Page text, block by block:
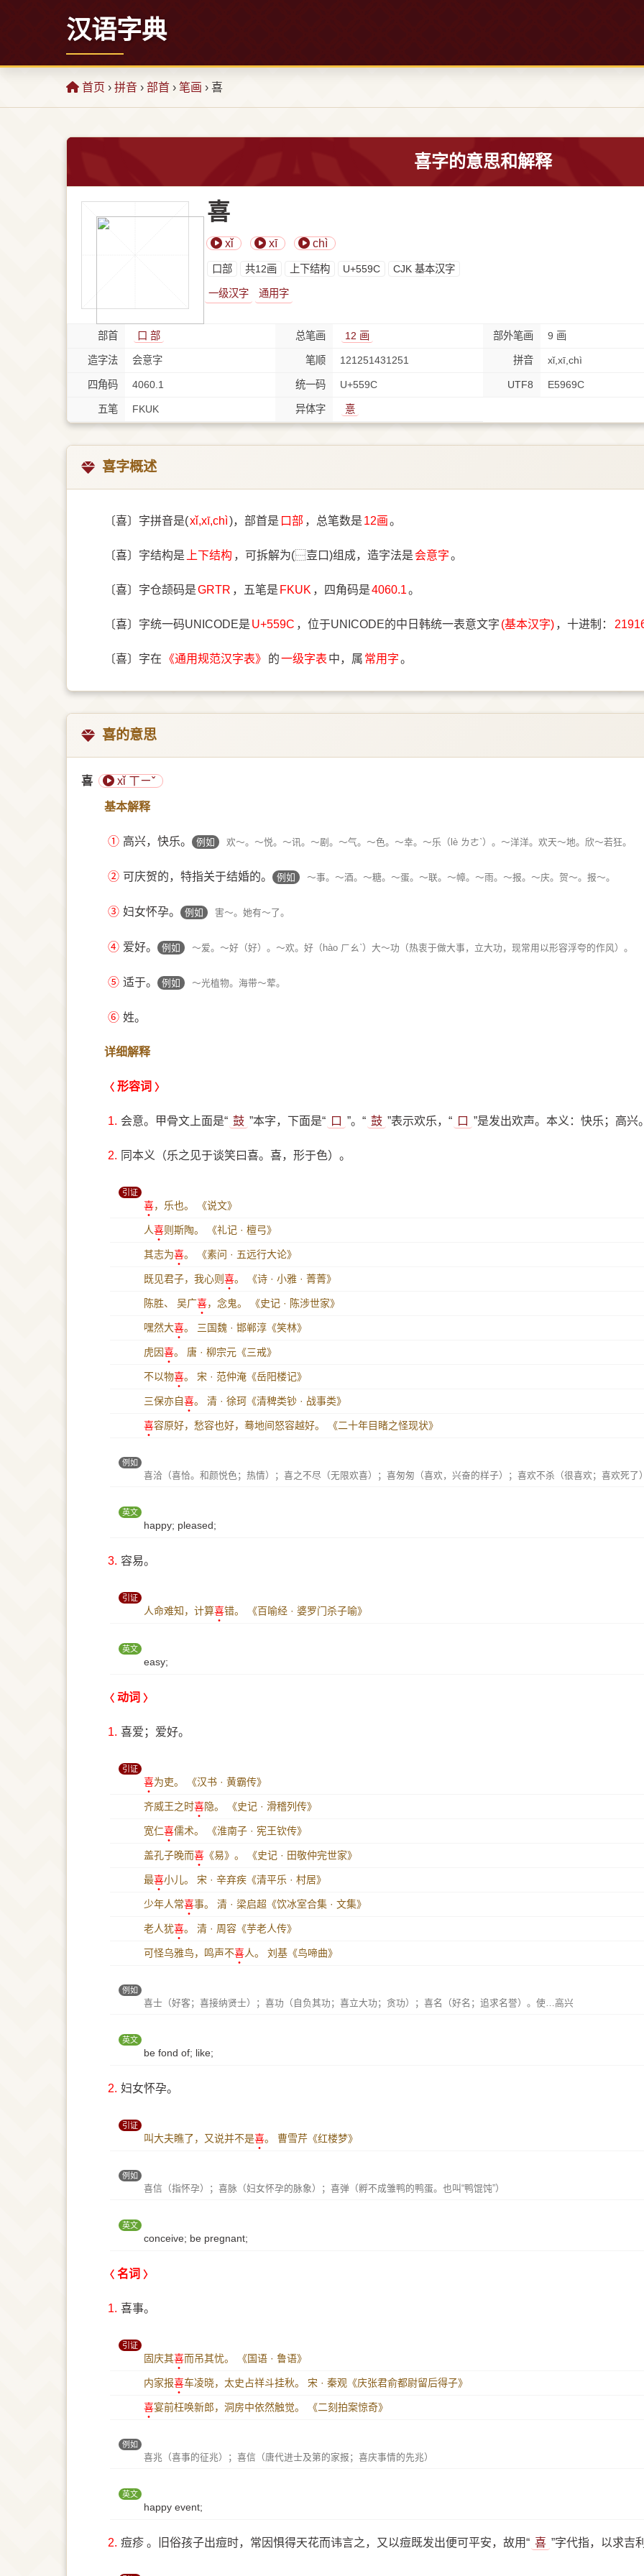
汉语字典
首页 › 拼音 › 部首 › 笔画 › 喜
喜字的意思和解释
喜
xǐ xī chì
⼝部 共12画 上下结构 U+559C CJK 基本汉字
一级汉字 通用字
部首 ⼝ 部 总笔画 12 画 部外笔画 9 画
造字法 会意字 笔顺 121251431251 拼音 xǐ,xī,chì
四角码 4060.1 统一码 U+559C UTF8 E5969C
五笔 FKUK 异体字 憙
喜字概述
〔喜〕字拼音是(xǐ,xī,chì)，部首是 ⼝部 ，总笔数是 12画。
〔喜〕字结构是 上下结构 ，可拆解为(⿱壴口)组成，造字法是 会意字。
〔喜〕字仓颉码是GRTR ，五笔是 FKUK ，四角码是4060.1。
〔喜〕字统一码UNICODE是 U+559C ，位于UNICODE的中日韩统一表意文字 (基本汉字) ，十进制：
〔喜〕字在 《通用规范汉字表》 的一级字表 中，属 常用字。
喜的意思
喜 xǐ ㄒㄧˇ
基本解释
① 高兴，快乐。 例如 欢～。～悦。～讯。～剧。～气。～色。～幸。～乐（lè ㄌㄜˋ）。～洋洋。欢天～地。欣～若狂。
② 可庆贺的，特指关于结婚的。 例如 ～事。～酒。～糖。～蛋。～联。～幛。～雨。～报。～庆。贺～。报～。
③ 妇女怀孕。 例如 害～。她有～了。
④ 爱好。 例如 ～爱。～好（好）。～欢。好（hào ㄏㄠˋ）大～功（热衷于做大事，立大功，现常用以形容浮夸的作风）。
⑤ 适于。 例如 ～光植物。海带～荤。
⑥ 姓。
详细解释
形容词
1. 会意。甲骨文上面是“ 鼓 ”本字，下面是“ 口 ”。“ 鼓 ”表示欢乐，“ 口 ”是发出欢声。本义：快乐；高兴
2. 同本义（乐之见于谈笑曰喜。喜，形于色）。
引证
喜，乐也。 《说文》
人喜则斯陶。 《礼记 · 檀弓》
其志为喜。 《素问 · 五远行大论》
既见君子，我心则 喜。 《诗 · 小雅 · 菁菁》
陈胜、 吴广喜，念鬼。 《史记 · 陈涉世家》
嘿然大喜。 三国魏 · 邯郸淳《笑林》
虎因喜。 唐 · 柳宗元《三戒》
不以物喜。 宋 · 范仲淹《岳阳楼记》
三保亦自喜。 清 · 徐珂《清稗类钞 · 战事类》
喜容原好，愁容也好，蓦地间怒容越好。 《二十年目睹之怪现状》
例如
喜洽（喜恰。和颜悦色；热情）；喜之不尽（无限欢喜）；喜匆匆（喜欢，兴奋的样子）；喜欢不杀（很喜欢；喜欢死
英文
happy; pleased;
3. 容易。
引证
人命难知，计算喜错。 《百喻经 · 婆罗门杀子喻》
英文
easy;
动词
1. 喜爱；爱好。
引证
喜为吏。 《汉书 · 黄霸传》
齐威王之时喜隐。 《史记 · 滑稽列传》
宽仁喜儒术。 《淮南子 · 宪王钦传》
盖孔子晚而喜 《易》。 《史记 · 田敬仲完世家》
最喜小儿。 宋 · 辛弃疾《清平乐 · 村居》
少年人常喜事。 清 · 梁启超《饮冰室合集 · 文集》
老人犹喜。 清 · 周容《芋老人传》
可怪乌雅鸟，鸣声不喜人。 刘基《鸟啼曲》
例如
喜士（好客；喜接纳贤士）；喜功（自负其功；喜立大功；贪功）；喜名（好名；追求名誉）。使…高兴
英文
be fond of; like;
2. 妇女怀孕。
引证
叫大夫瞧了，又说并不是喜。 曹雪芹《红楼梦》
例如
喜信（指怀孕）；喜脉（妇女怀孕的脉象）；喜弹（孵不成雏鸭的鸭蛋。也叫“鸭馄饨”）
英文
conceive; be pregnant;
名词
1. 喜事。
引证
固庆其喜而吊其忧。 《国语 · 鲁语》
内家报喜车凌晓，太史占祥斗挂秋。 宋 · 秦观《庆张君俞都尉留后得子》
喜宴前枉唤新郎，洞房中依然触觉。 《二刻拍案惊奇》
例如
喜兆（喜事的征兆）；喜信（唐代进士及第的家报；喜庆事情的先兆）
英文
happy event;
2. 痘疹 。旧俗孩子出痘时，常因惧得天花而讳言之，又以痘既发出便可平安，故用“ 喜 ”字代指，以求吉